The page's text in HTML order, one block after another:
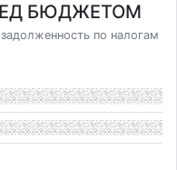
БЮДЖЕТОМ
по налогам